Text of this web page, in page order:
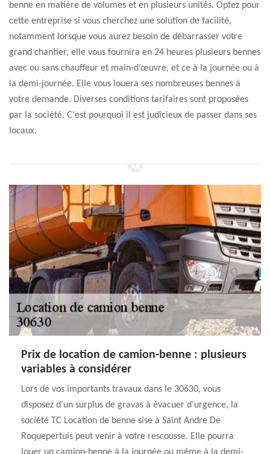
benne en matière de volumes et en plusieurs unités. Optez pour
cette entreprise si vous cherchez une solution de facilité,
notamment lorsque vous aurez besoin de débarrasser votre
grand chantier, elle vous fournira en 24 heures plusieurs bennes
avec ou sans chauffeur et main-d’œuvre, et ce à la journée ou à
la demi-journée. Elle vous louera ses nombreuses bennes à
votre demande. Diverses conditions tarifaires sont proposées
par la société. C'est pourquoi il est judicieux de passer dans ses
locaux.
Prix de location de camion-benne : plusieurs
variables à considérer
Lors de vos importants travaux dans le 30630, vous
disposez d’un surplus de gravas à évacuer d’urgence, la
société TC Location de benne sise à Saint Andre De
Roquepertuis peut venir à votre rescousse. Elle pourra